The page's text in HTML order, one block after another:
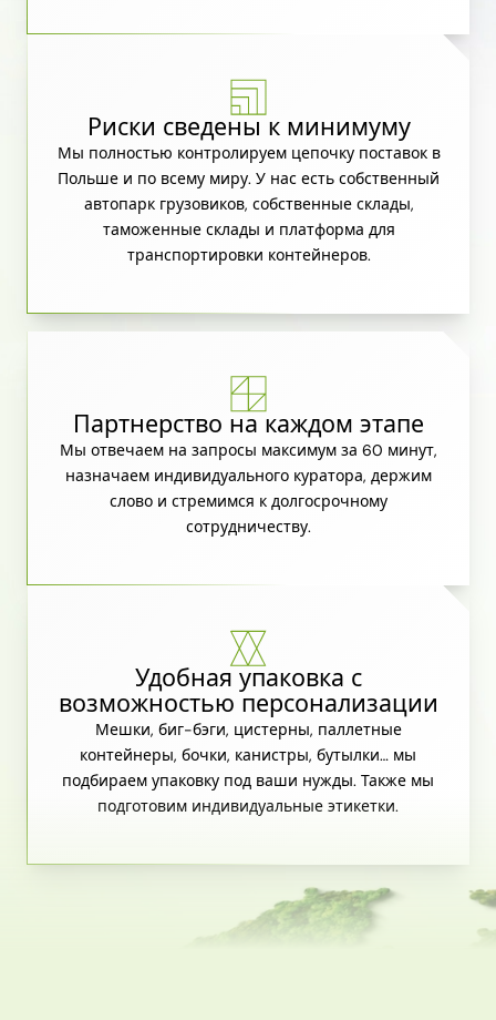
Риски сведены к минимуму
Мы полностью контролируем цепочку поставок в
Польше и по всему миру. У нас есть собственный
автопарк грузовиков, собственные склады,
таможенные склады и платформа для
транспортировки контейнеров.
Партнерство на каждом этапе
Мы отвечаем на запросы максимум за 60 минут,
назначаем индивидуального куратора, держим
слово и стремимся к долгосрочному
сотрудничеству.
Удобная упаковка с
возможностью персонализации
Мешки, биг-бэги, цистерны, паллетные
контейнеры, бочки, канистры, бутылки… мы
подбираем упаковку под ваши нужды. Также мы
подготовим индивидуальные этикетки.